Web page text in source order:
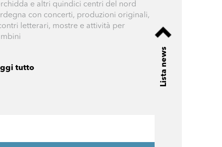
e altri quindici centri del nord
con concerti, produzioni originali,
letterari, mostre e attività per
tutto Lista news